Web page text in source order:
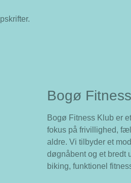
Bogø
Bogø Fitness Klub er
fokus på frivillighed,
aldre. Vi tilbyder et
døgnåbent og et bredt
biking, funktionel